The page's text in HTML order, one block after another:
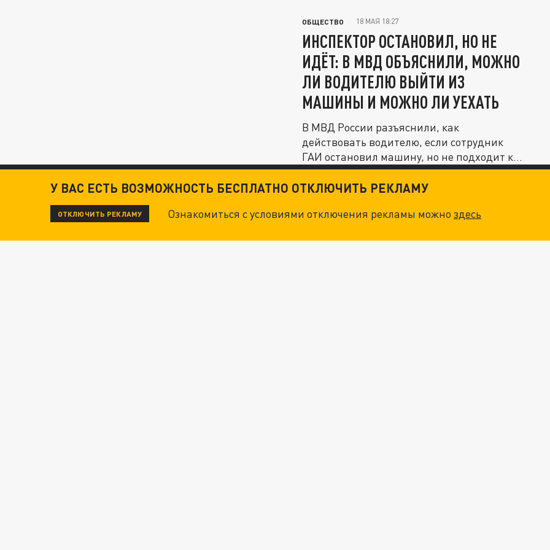
ОБЩЕСТВО 18 МАЯ 18:27
ИНСПЕКТОР ОСТАНОВИЛ, НО НЕ
ИДЁТ: В МВД ОБЪЯСНИЛИ, МОЖНО
ЛИ ВОДИТЕЛЮ ВЫЙТИ ИЗ
МАШИНЫ И МОЖНО ЛИ УЕХАТЬ
В МВД России разъяснили, как
действовать водителю, если сотрудник
ГАИ остановил машину, но не подходит к
ней...
У ВАС ЕСТЬ ВОЗМОЖНОСТЬ БЕСПЛАТНО ОТКЛЮЧИТЬ РЕКЛАМУ
ОТКЛЮЧИТЬ РЕКЛАМУ Ознакомиться с условиями отключения рекламы можноздесь